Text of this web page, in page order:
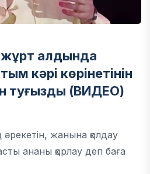
алдында
кәрі көрінетінін
туғызды (ВИДЕО)
жанына қолдау
ананы қорлау деп баға